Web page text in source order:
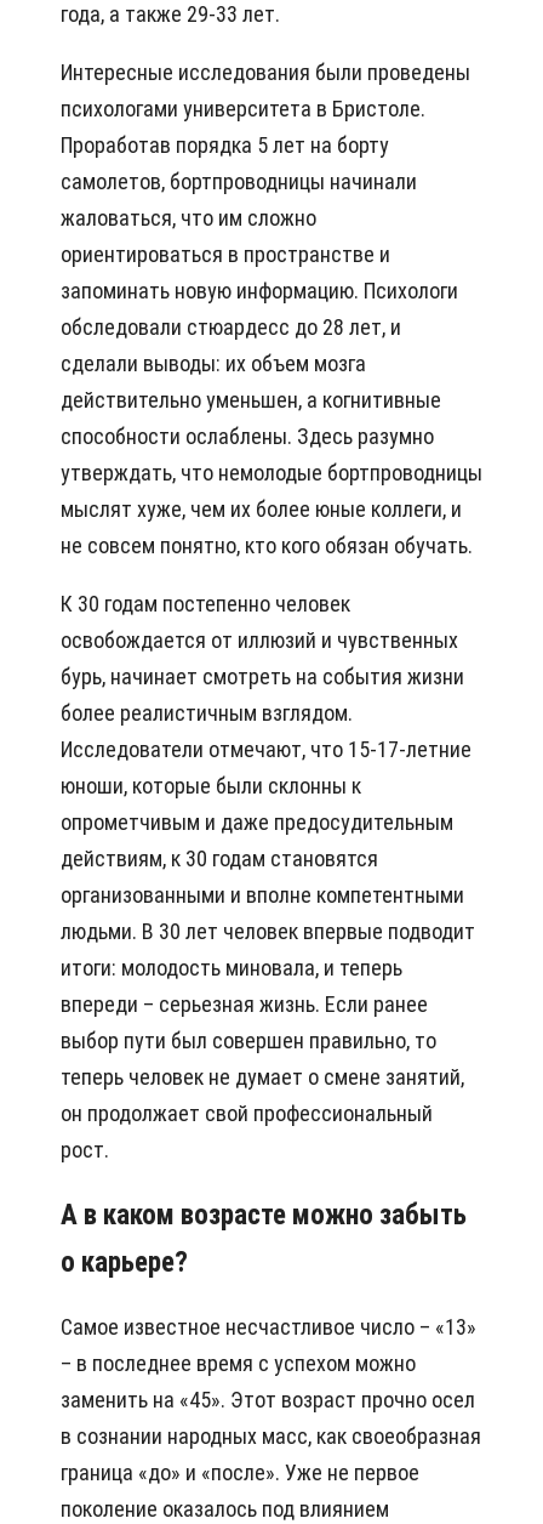
года, а также 29-33 лет.
Интересные исследования были проведены
психологами университета в Бристоле.
Проработав порядка 5 лет на борту
самолетов, бортпроводницы начинали
жаловаться, что им сложно
ориентироваться в пространстве и
запоминать новую информацию. Психологи
обследовали стюардесс до 28 лет, и
сделали выводы: их объем мозга
действительно уменьшен, а когнитивные
способности ослаблены. Здесь разумно
утверждать, что немолодые бортпроводницы
мыслят хуже, чем их более юные коллеги, и
не совсем понятно, кто кого обязан обучать.
К 30 годам постепенно человек
освобождается от иллюзий и чувственных
бурь, начинает смотреть на события жизни
более реалистичным взглядом.
Исследователи отмечают, что 15-17-летние
юноши, которые были склонны к
опрометчивым и даже предосудительным
действиям, к 30 годам становятся
организованными и вполне компетентными
людьми. В 30 лет человек впервые подводит
итоги: молодость миновала, и теперь
впереди – серьезная жизнь. Если ранее
выбор пути был совершен правильно, то
теперь человек не думает о смене занятий,
он продолжает свой профессиональный
рост.
А в каком возрасте можно забыть
о карьере?
Самое известное несчастливое число – «13»
– в последнее время с успехом можно
заменить на «45». Этот возраст прочно осел
в сознании народных масс, как своеобразная
граница «до» и «после». Уже не первое
поколение оказалось под влиянием